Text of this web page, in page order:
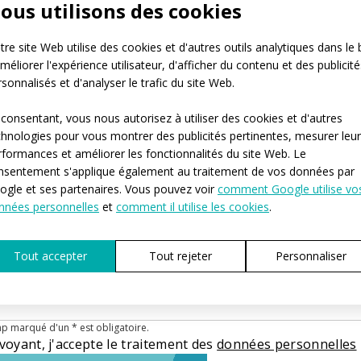
utilisons des cookies
site Web utilise des cookies et d'autres outils analytiques dans le
l'expérience utilisateur, d'afficher du contenu et des
et d'analyser le trafic du site Web.
consentant, vous nous autorisez à utiliser des cookies et d'autres
pour vous montrer des publicités pertinentes, mesurer
et améliorer les fonctionnalités du site Web. Le
s'applique également au traitement de vos données par
et ses partenaires. Vous pouvez voircomment Google utilise
personnelles et comment il utilise les cookies.
Tout accepter Tout rejeter Personnaliser
belong to a club, can you tell us its name?
est le nombre approximatif de personnes pour
produirions les vêtements ?*
5-10 11-50 plus de 50 centaines de pièces
Dans les 3-6 prochains mois
n’ai pas encore d’idée
you like to tell us more details?
marqué d'un * est obligatoire.
j'accepte le traitement desdonnées personnelles